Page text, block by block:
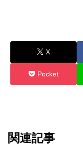
X
Pocket
関連記事